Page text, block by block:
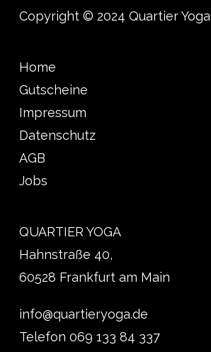
Copyright © 2024 Quartier Yoga
Home
Gutscheine
Impressum
Datenschutz
AGB
Jobs
QUARTIER YOGA
Hahnstraße 40,
60528 Frankfurt am Main
info@quartieryoga.de
Telefon 069 133 84 337